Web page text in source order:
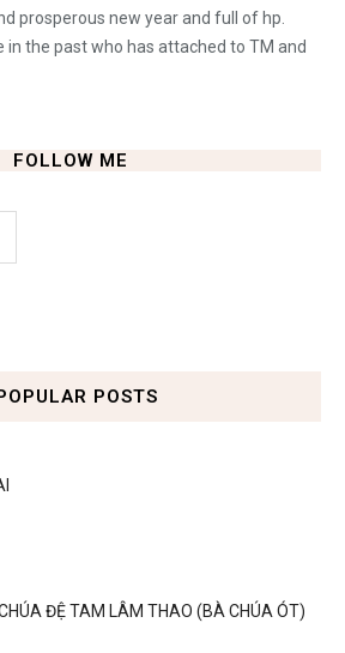
prosperous new year and full of hp.
in the past who has attached to TM and
FOLLOW ME
POSTS
ĐỆ TAM LÂM THAO (BÀ CHÚA ÓT)